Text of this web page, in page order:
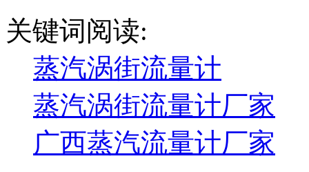
关键词阅读:
蒸汽涡街流量计
蒸汽涡街流量计厂家
广西蒸汽流量计厂家